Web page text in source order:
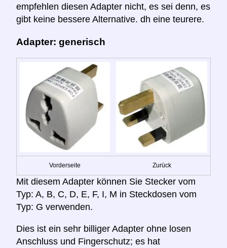
empfehlen diesen Adapter nicht, es sei denn, es
gibt keine bessere Alternative. dh eine teurere.
Adapter: generisch
Vorderseite Zurück
Mit diesem Adapter können Sie Stecker vom
Typ: A, B, C, D, E, F, I, M in Steckdosen vom
Typ: G verwenden.
Dies ist ein sehr billiger Adapter ohne losen
Anschluss und Fingerschutz; es hat